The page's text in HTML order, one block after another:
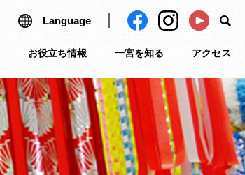
Language
お役立ち情報 一宮を知る アクセス